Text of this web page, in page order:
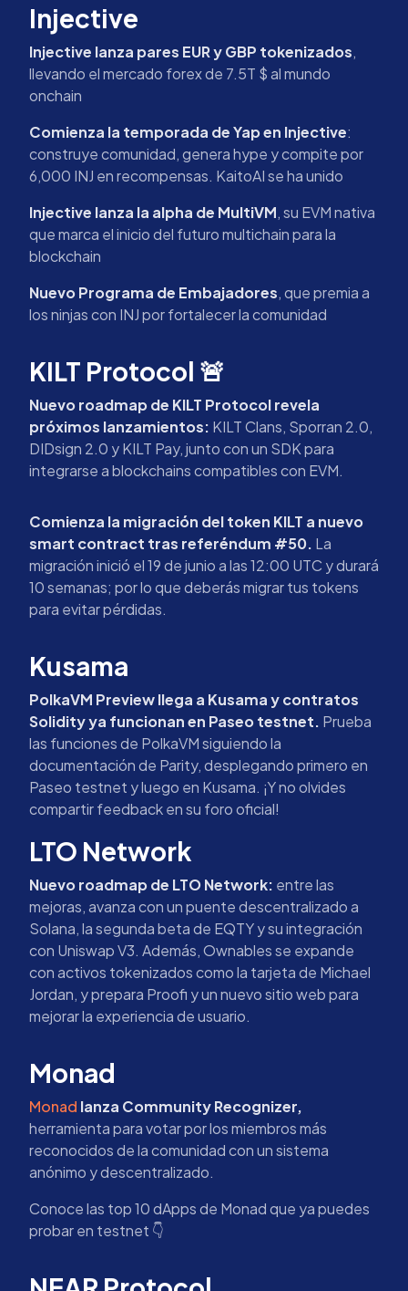
Injective
Injective lanza pares EUR y GBP tokenizados,
llevando el mercado forex de 7.5T $ al mundo
onchain
Comienza la temporada de Yap en Injective:
construye comunidad, genera hype y compite por
6,000 INJ en recompensas. KaitoAI se ha unido
Injective lanza la alpha de MultiVM, su EVM nativa
que marca el inicio del futuro multichain para la
blockchain
Nuevo Programa de Embajadores, que premia a
los ninjas con INJ por fortalecer la comunidad
KILT Protocol 🚨
Nuevo roadmap de KILT Protocol revela
próximos lanzamientos: KILT Clans, Sporran 2.0,
DIDsign 2.0 y KILT Pay, junto con un SDK para
integrarse a blockchains compatibles con EVM.
Comienza la migración del token KILT a nuevo
smart contract tras referéndum #50. La
migración inició el 19 de junio a las 12:00 UTC y durará
10 semanas; por lo que deberás migrar tus tokens
para evitar pérdidas.
Kusama
PolkaVM Preview llega a Kusama y contratos
Solidity ya funcionan en Paseo testnet. Prueba
las funciones de PolkaVM siguiendo la
documentación de Parity, desplegando primero en
Paseo testnet y luego en Kusama. ¡Y no olvides
compartir feedback en su foro oficial!
LTO Network
Nuevo roadmap de LTO Network: entre las
mejoras, avanza con un puente descentralizado a
Solana, la segunda beta de EQTY y su integración
con Uniswap V3. Además, Ownables se expande
con activos tokenizados como la tarjeta de Michael
Jordan, y prepara Proofi y un nuevo sitio web para
mejorar la experiencia de usuario.
Monad
Monad lanza Community Recognizer,
herramienta para votar por los miembros más
reconocidos de la comunidad con un sistema
anónimo y descentralizado.
Conoce las top 10 dApps de Monad que ya puedes
probar en testnet 👇